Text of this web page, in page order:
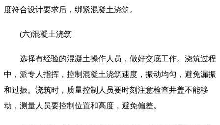
度符合设计要求后，绑紧混凝土浇筑。
(六)混凝土浇筑
选择有经验的混凝土操作人员，做好交底工作。浇筑过程
中，派专人指挥，控制混凝土浇筑速度，振动均匀，避免漏振
和过振。浇筑时，质量控制人员要时刻注意检查井盖不能移
动，测量人员要控制位置和高度，避免偏差。